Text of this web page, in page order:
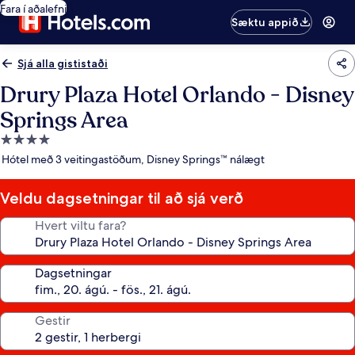
Fara í aðalefni
Sæktu appið
Sjá alla gististaði
Drury Plaza Hotel Orlando - Disney
Springs Area
4.0
stjörnu
Hótel með 3 veitingastöðum, Disney Springs™ nálægt
Veldu dagsetningar til að sjá verð
Hvert viltu fara?
Dagsetningar
Gestir